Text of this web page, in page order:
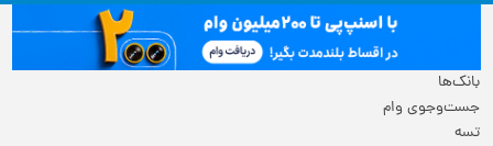
بانک‌ها
جست‌وجوی وام
تسه